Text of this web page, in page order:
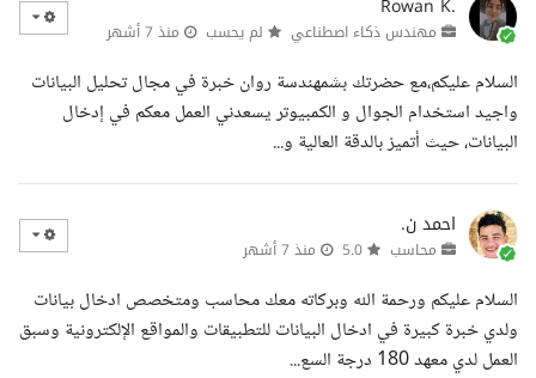
مهندس ذكاء اصطناعي لم يحسب منذ 7 أشهر
السلام عليكم،مع حضرتك بشمهندسة روان خبرة في مجال تحليل البيانات
واجيد استخدام الجوال و الكمبيوتر يسعدني العمل معكم في إدخال
البيانات، حيث أتميز بالدقة العالية و...
احمد ن.
محاسب منذ 7 أشهر
السلام عليكم ورحمة الله وبركاته معك محاسب ومتخصص ادخال بيانات
ولدي خبرة كبيرة في ادخال البيانات للتطبيقات والمواقع الإلكترونية وسبق
العمل لدي معهد 180 درجة السع...